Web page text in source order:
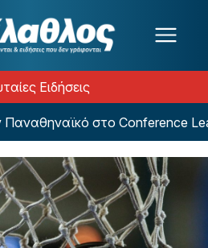
Ειδήσεις
στο Conference